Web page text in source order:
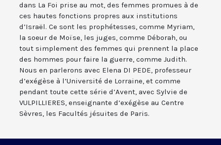
dans La Foi prise au mot, des femmes promues à de
ces hautes fonctions propres aux institutions
d’Israël. Ce sont les prophétesses, comme Myriam,
la soeur de Moïse, les juges, comme Déborah, ou
tout simplement des femmes qui prennent la place
des hommes pour faire la guerre, comme Judith.
Nous en parlerons avec Elena DI PEDE, professeur
d’exégèse à l’Université de Lorraine, et comme
pendant toute cette série d’Avent, avec Sylvie de
VULPILLIERES, enseignante d’exégèse au Centre
Sèvres, les Facultés jésuites de Paris.